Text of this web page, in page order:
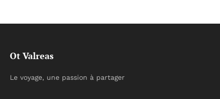
Ot Valreas
Le voyage, une passion à partager